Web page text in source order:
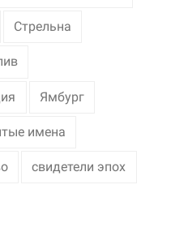
Стрельна
Ямбург
имена
свидетели эпох